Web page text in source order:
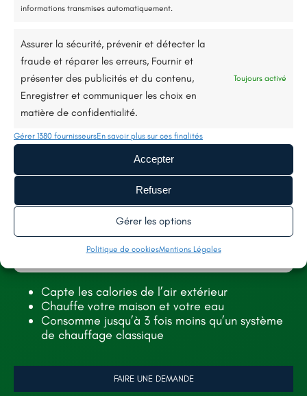
informations transmises automatiquement.
Assurer la sécurité, prévenir et détecter la
fraude et réparer les erreurs, Fournir et
présenter des publicités et du contenu,
Enregistrer et communiquer les choix en
matière de confidentialité.
Toujours activé
Gérer 1380 fournisseursEn savoir plus sur ces finalités
Accepter
Refuser
Gérer les options
Politique de cookiesMentions Légales
11 rue Kléber, 49130, Les Ponts-de-Cé
renorev.environnement@hotmail.com
SERVICES AIDES
À PROPOS
NOS RÉALISATIONS
RECRUTEMENT
CONTACT
LÉGALES
POLITIQUE DE CONFIDENTIALITÉ
Capte les calories de l’air extérieur
Chauffe votre maison et votre eau
Consomme jusqu’à 3 fois moins qu’un système
de chauffage classique
FAIRE UNE DEMANDE